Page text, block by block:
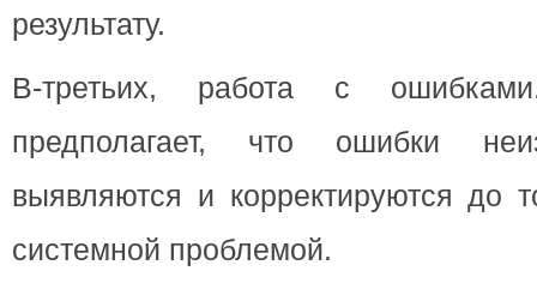
результату.
В-третьих, работа с
предполагает, что ошибки
выявляются и корректируются до
системной проблемой.